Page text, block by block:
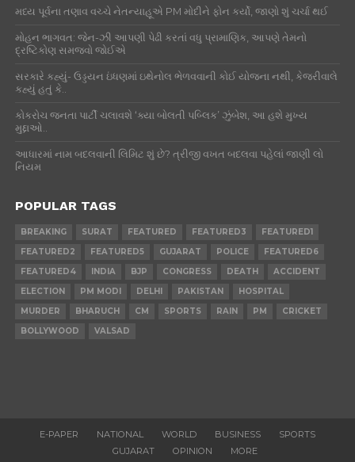
મધ્ય પૂર્વના તણાવ વચ્ચે નેતન્યાહૂએ PM મોદીને ફોન કર્યો, જાણો શું ચર્ચા થઈ
મોહન ભાગવત: જેન-ઝી આપણી પેઢી કરતાં વધુ પ્રામાણિક, આપણે તેમનો
દ્રષ્ટિકોણ સમજવો જોઈએ
સરકારે કહ્યું- ઉડ્ડયન ઇંધણમાં ઇથેનોલ ભેળવવાની કોઈ યોજના નથી, કેજરીવાલે
કહ્યું હતું કે..
કોકરોચ જનતા પાર્ટી ચલાવશે ‘ક્યા બોલતી પબ્લિક’ ઝુંબેશ, આ હશે મુખ્ય
મુદ્દાઓ..
આધારમાં નામ બદલવાની લિમિટ શું છે? ત્રીજી વખત બદલવા પહેલાં જાણી લો
નિયમ
POPULAR TAGS
BREAKING SURAT FEATURED FEATURED3
FEATURED1
FEATURED2
FEATURED5 GUJARAT POLICE
FEATURED6
FEATURED4
INDIA BJP CONGRESS DEATH
ACCIDENT
ELECTION
PM MODI DELHI PAKISTAN
HOSPITAL
MURDER
BHARUCH CM SPORTS RAIN PM
CRICKET
BOLLYWOOD
VALSAD
E-PAPER NATIONAL WORLD BUSINESS
SPORTS
GUJARAT
OPINION MORE